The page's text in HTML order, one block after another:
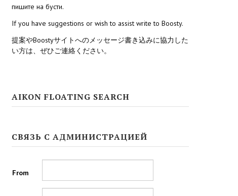
пишите на бусти.
If you have suggestions or wish to assist write to Boosty.
提案やBoostyサイトへのメッセージ書き込みに協力した
い方は、ぜひご連絡ください。
AIKON FLOATING SEARCH
СВЯЗЬ С АДМИНИСТРАЦИЕЙ
From